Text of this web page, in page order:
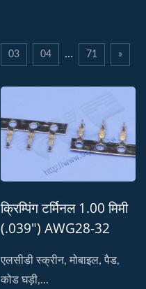
03 04 … 71 »
क्रिम्पिंग टर्मिनल 1.00 मिमी
(.039") AWG28-32
एलसीडी स्क्रीन, मोबाइल, पैड,
कोड घड़ी,...